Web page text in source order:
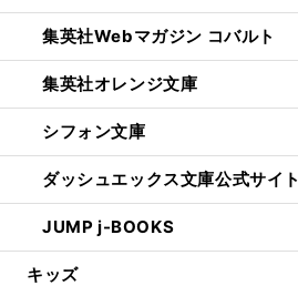
集英社Webマガジン コバルト
集英社オレンジ文庫
シフォン文庫
ダッシュエックス文庫公式サイト
JUMP j-BOOKS
キッズ